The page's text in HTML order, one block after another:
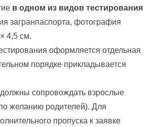
в одном из видов тестирования
загранпаспорта, фотография
4,5 см.
оформляется отдельная
порядке прикладывается
сопровождать взрослые
желанию родителей). Для
пропуска к заявке